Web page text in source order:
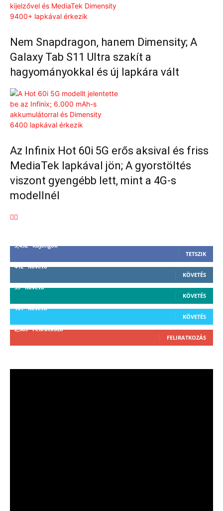
Nem Snapdragon, hanem Dimensity; A
Galaxy Tab S11 Ultra szakít a
hagyományokkal és új lapkára vált
Az Infinix Hot 60i 5G erős aksival és friss
MediaTek lapkával jön; A gyorstöltés
viszont gyengébb lett, mint a 4G-s
modellnél
3,452 Rajongók
TETSZIK
412 Követő
KÖVETÉS
59 Követő
KÖVETÉS
101 Követő
KÖVETÉS
2,589 Feliratkozó
FELIRATKOZÁS